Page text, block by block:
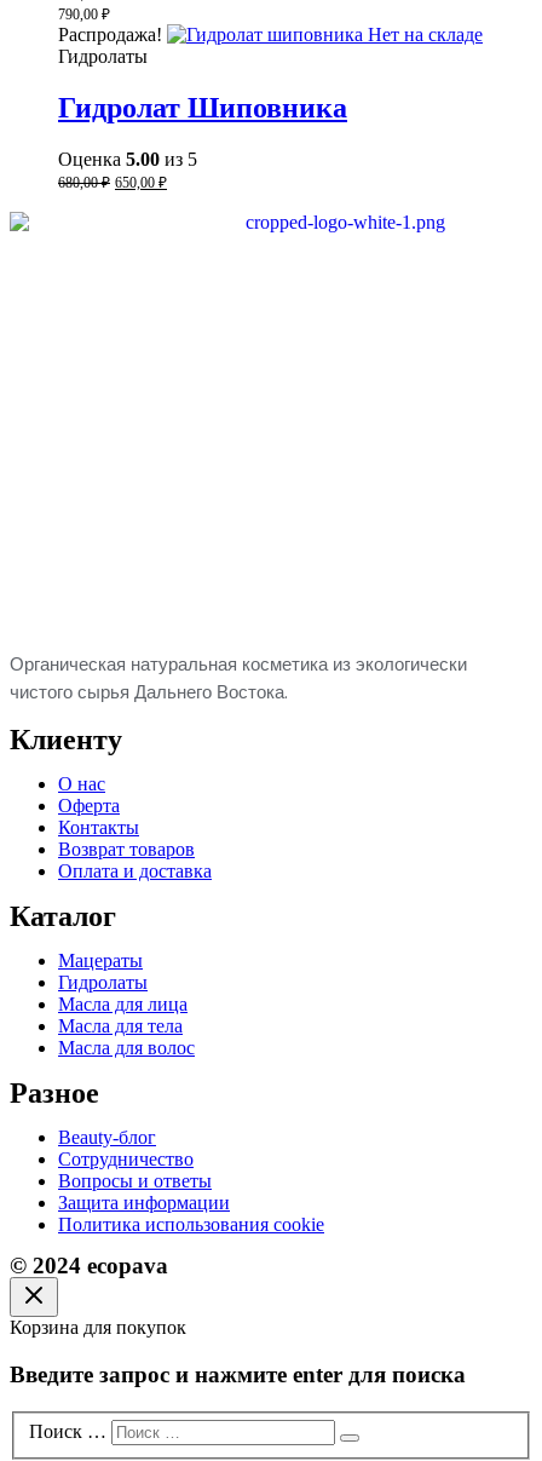
790,00 ₽
Распродажа!
Нет на складе
Гидролаты
Гидролат Шиповника
Оценка 5.00 из 5
680,00₽ 650,00 ₽
Органическая натуральная косметика из экологически
чистого сырья Дальнего Востока.
Клиенту
О нас
Оферта
Контакты
Возврат товаров
Оплата и доставка
Каталог
Мацераты
Гидролаты
Масла для лица
Масла для тела
Масла для волос
Разное
Beauty-блог
Сотрудничество
Вопросы и ответы
Защита информации
Политика использования cookie
© 2024 ecopava
Корзина для покупок
Введите запрос и нажмите enter для поиска
Поиск …